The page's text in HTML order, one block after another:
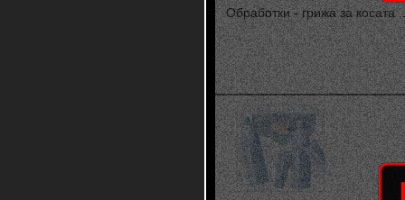
Обработки - грижа за косата